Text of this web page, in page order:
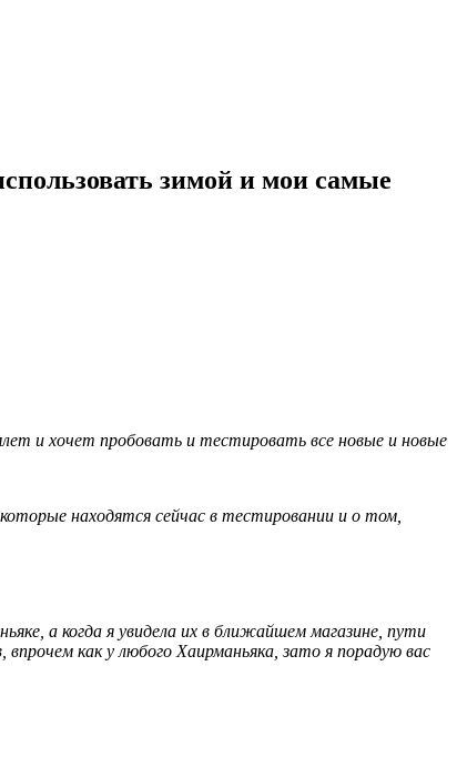
зимой и мои самые
и хочет пробовать и тестировать все новые и новые
находятся сейчас в тестировании и о том,
а когда я увидела их в ближайшем магазине, пути
как у любого Хаирманьяка, зато я порадую вас